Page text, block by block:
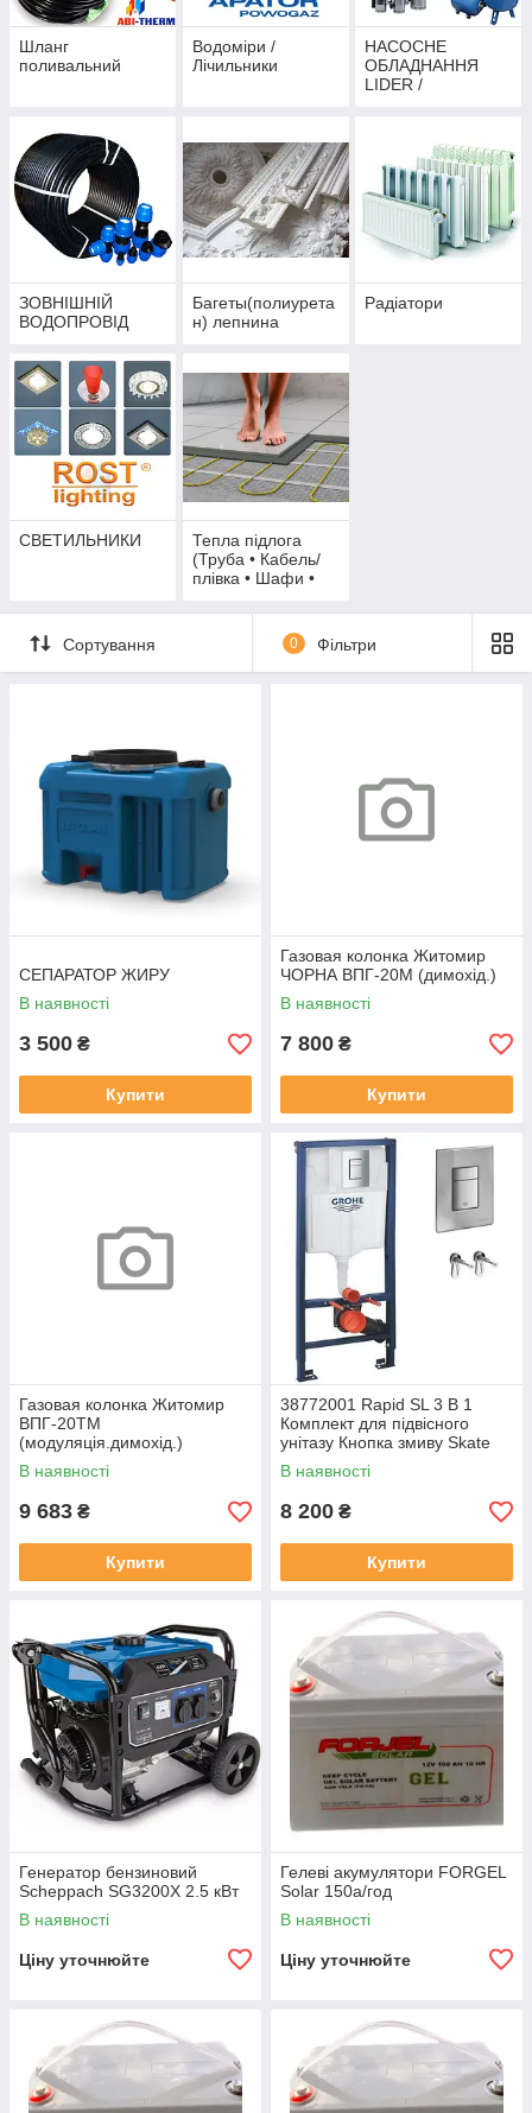
Шланг
поливальний
Водоміри /
Лічильники
НАСОСНЕ
ОБЛАДНАННЯ
LIDER /
ЗОВНІШНІЙ
ВОДОПРОВІД
Багеты(полиурета
н) лепнина
Радіатори
СВЕТИЛЬНИКИ
Тепла підлога
(Труба • Кабель/
плівка • Шафи •
Сортування 0 Фільтри
СЕПАРАТОР ЖИРУ
В наявності
3 500 ₴
Купити
Газовая колонка Житомир
ЧОРНА ВПГ-20М (димохід.)
В наявності
7 800 ₴
Купити
Газовая колонка Житомир
ВПГ-20ТМ
(модуляція.димохід.)
В наявності
9 683 ₴
Купити
38772001 Rapid SL 3 B 1
Комплект для підвісного
унітазу Кнопка змиву Skate
Cosmopolitan
В наявності
8 200 ₴
Купити
Генератор бензиновий
Scheppach SG3200X 2.5 кВт
В наявності
Ціну уточнюйте
Гелеві акумулятори FORGEL
Solar 150а/год
В наявності
Ціну уточнюйте